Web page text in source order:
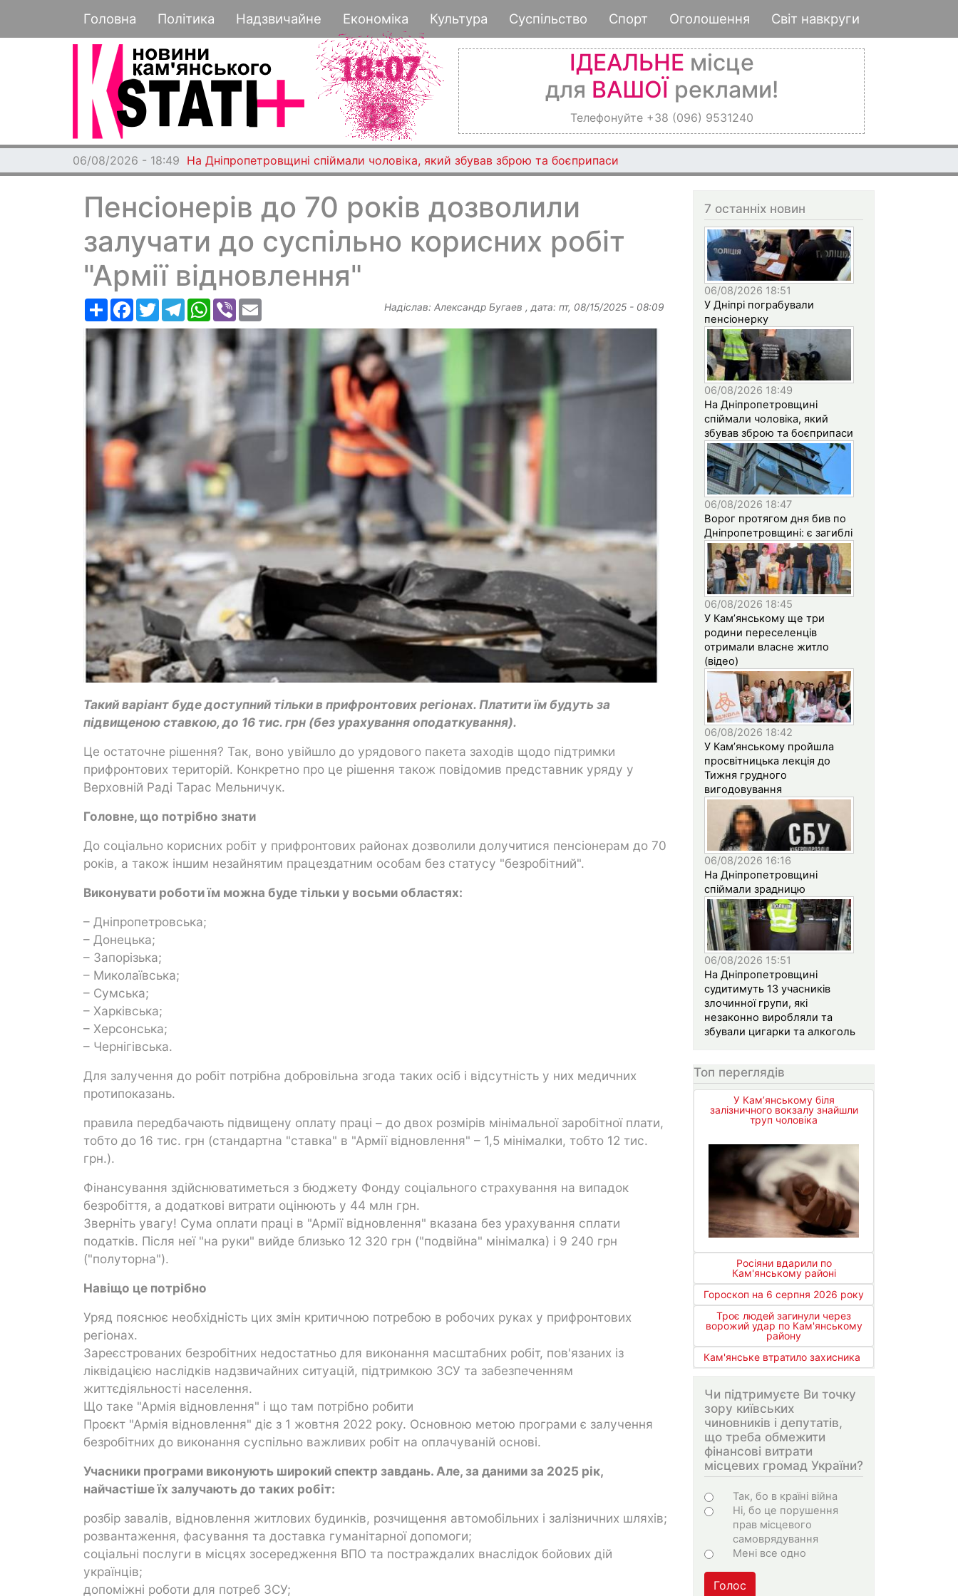
до
основного
Основная навигация
Головна Політика Надзвичайне Економіка Культура Суспільство Спорт Оголошення Світ навкруги
ІДЕАЛЬНЕ місце
для ВАШОЇ реклами!
Телефонуйте +38 (096) 9531240
06/08/2026 - 18:49 На Дніпропетровщині спіймали чоловіка, який збував зброю та боєприпаси
Пенсіонерів до 70 років дозволили
залучати до суспільно корисних робіт
"Армії відновлення"
РесурсFacebook
TwitterTelegramWhatsApp
Viber Надіслав: Александр Бугаев , дата: пт, 08/15/2025 - 08:09
Такий варіант буде доступний тільки в прифронтових регіонах. Платити їм будуть за
підвищеною ставкою, до 16 тис. грн (без урахування оподаткування).
Це остаточне рішення? Так, воно увійшло до урядового пакета заходів щодо підтримки
прифронтових територій. Конкретно про це рішення також повідомив представник уряду у
Верховній Раді Тарас Мельничук.
Головне, що потрібно знати
До соціально корисних робіт у прифронтових районах дозволили долучитися пенсіонерам до 70
років, а також іншим незайнятим працездатним особам без статусу "безробітний".
Виконувати роботи їм можна буде тільки у восьми областях:
– Дніпропетровська;
– Донецька;
– Запорізька;
– Миколаївська;
– Сумська;
– Харківська;
– Херсонська;
– Чернігівська.
Для залучення до робіт потрібна добровільна згода таких осіб і відсутність у них медичних
протипоказань.
правила передбачають підвищену оплату праці – до двох розмірів мінімальної заробітної плати,
тобто до 16 тис. грн (стандартна "ставка" в "Армії відновлення" – 1,5 мінімалки, тобто 12 тис.
грн.).
Фінансування здійснюватиметься з бюджету Фонду соціального страхування на випадок
безробіття, а додаткові витрати оцінюють у 44 млн грн.
Зверніть увагу! Сума оплати праці в "Армії відновлення" вказана без урахування сплати
податків. Після неї "на руки" вийде близько 12 320 грн ("подвійна" мінімалка) і 9 240 грн
("полуторна").
Навіщо це потрібно
Уряд пояснює необхідність цих змін критичною потребою в робочих руках у прифронтових
регіонах.
Зареєстрованих безробітних недостатньо для виконання масштабних робіт, пов'язаних із
ліквідацією наслідків надзвичайних ситуацій, підтримкою ЗСУ та забезпеченням
життєдіяльності населення.
Що таке "Армія відновлення" і що там потрібно робити
Проєкт "Армія відновлення" діє з 1 жовтня 2022 року. Основною метою програми є залучення
безробітних до виконання суспільно важливих робіт на оплачуваній основі.
Учасники програми виконують широкий спектр завдань. Але, за даними за 2025 рік,
найчастіше їх залучають до таких робіт:
розбір завалів, відновлення житлових будинків, розчищення автомобільних і залізничних шляхів;
розвантаження, фасування та доставка гуманітарної допомоги;
соціальні послуги в місцях зосередження ВПО та постраждалих внаслідок бойових дій
українців;
допоміжні роботи для потреб ЗСУ;
7 останніх новин
06/08/2026 18:51
У Дніпрі пограбували
пенсіонерку
06/08/2026 18:49
На Дніпропетровщині
спіймали чоловіка, який
збував зброю та боєприпаси
06/08/2026 18:47
Ворог протягом дня бив по
Дніпропетровщині: є загиблі
06/08/2026 18:45
У Кам’янському ще три
родини переселенців
отримали власне житло
(відео)
06/08/2026 18:42
У Кам’янському пройшла
просвітницька лекція до
Тижня грудного
вигодовування
06/08/2026 16:16
На Дніпропетровщині
спіймали зрадницю
06/08/2026 15:51
На Дніпропетровщині
судитимуть 13 учасників
злочинної групи, які
незаконно виробляли та
збували цигарки та алкоголь
Топ переглядів
У Кам’янському біля
залізничного вокзалу знайшли
труп чоловіка
Росіяни вдарили по
Кам'янському районі
Гороскоп на 6 серпня 2026 року
Троє людей загинули через
ворожий удар по Кам'янському
району
Кам'янське втратило захисника
Чи підтримуєте Ви точку
зору київських
чиновників і депутатів,
що треба обмежити
фінансові витрати
місцевих громад України?
Варіанти
Так, бо в країні війна
Ні, бо це порушення
прав місцевого
самоврядування
Мені все одно
Голос